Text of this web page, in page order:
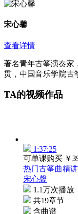
宋心馨
查看详情
著名青年古筝演奏家
贯，中国音乐学院古
TA的视频作品
1:37:25
可单课购买 ￥
热门古筝曲精
宋心馨
1.1万次播放
共19章节
含曲谱